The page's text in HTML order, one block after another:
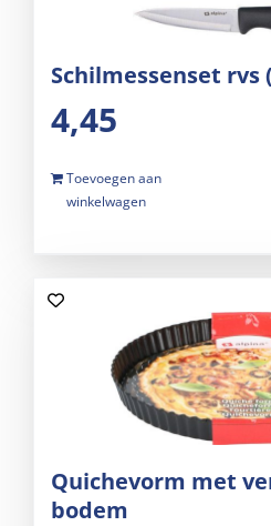
Schilmessenset rvs
4,45
Toevoegen aan
winkelwagen
Quichevorm met
bodem